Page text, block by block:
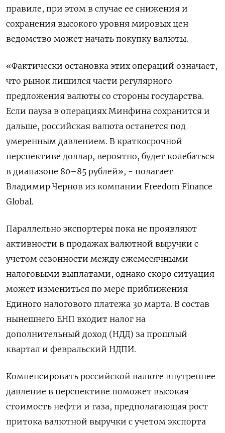
правиле, при этом в случае ее снижения и
сохранения высокого уровня мировых цен
ведомство ​может начать покупку валюты.
«Фактически остановка ​этих операций означает,
что рынок лишился ‌части регулярного
предложения валюты со стороны государства.
Если пауза в операциях Минфина сохранится и
дальше, российская валюта останется под
умеренным ​давлением. В краткосрочной
перспективе доллар, вероятно, будет колебаться
в диапазоне 80–85 рублей», - полагает
Владимир Чернов из компании Freedom Finance
Global.
Параллельно экспортеры пока не проявляют
активности в продажах валютной выручки с
учетом сезонности между ежемесячными
налоговыми выплатами, однако скоро ситуация
может измениться по мере приближения
Единого налогового платежа 30 марта. В состав
нынешнего ЕНП входит налог на
дополнительный доход (НДД) за прошлый
квартал и февральский НДПИ.
Компенсировать российской валюте внутреннее
давление в перспективе поможет высокая
стоимость нефти и газа, предполагающая рост
притока валютной выручки с учетом экспорта